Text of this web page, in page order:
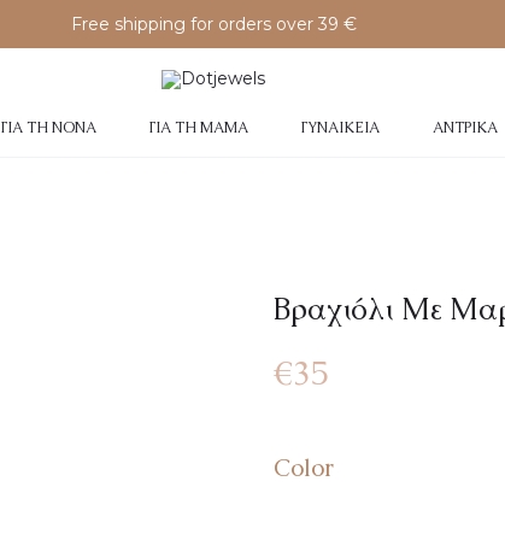
Free shipping for orders over 39 €
ΓΙΑ ΤΗ ΝΟΝΆ ΓΙΑ ΤΗ ΜΑΜΆ ΓΥΝΑΙΚΕΊΑ ΑΝΤΡΙΚΆ
Βραχιόλι Με
€35
Color